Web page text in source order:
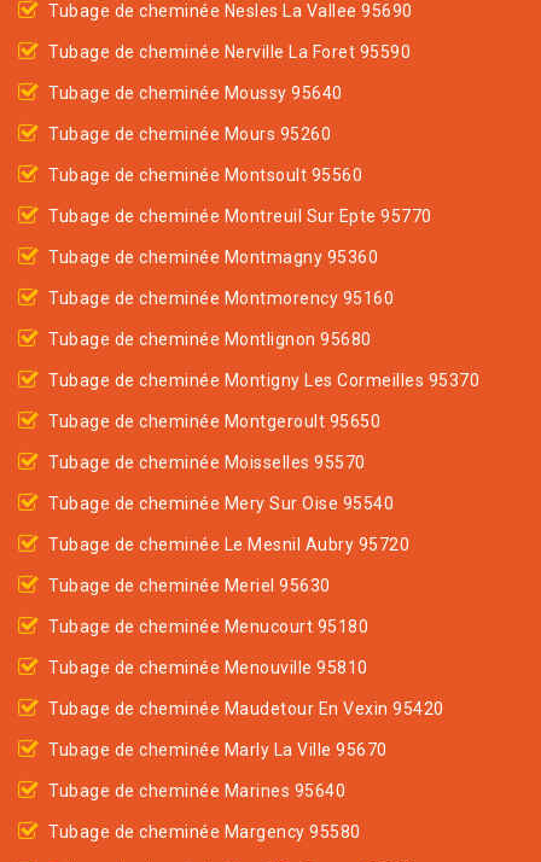
Tubage de cheminée Nesles La Vallee 95690
Tubage de cheminée Nerville La Foret 95590
Tubage de cheminée Moussy 95640
Tubage de cheminée Mours 95260
Tubage de cheminée Montsoult 95560
Tubage de cheminée Montreuil Sur Epte 95770
Tubage de cheminée Montmagny 95360
Tubage de cheminée Montmorency 95160
Tubage de cheminée Montlignon 95680
Tubage de cheminée Montigny Les Cormeilles 95370
Tubage de cheminée Montgeroult 95650
Tubage de cheminée Moisselles 95570
Tubage de cheminée Mery Sur Oise 95540
Tubage de cheminée Le Mesnil Aubry 95720
Tubage de cheminée Meriel 95630
Tubage de cheminée Menucourt 95180
Tubage de cheminée Menouville 95810
Tubage de cheminée Maudetour En Vexin 95420
Tubage de cheminée Marly La Ville 95670
Tubage de cheminée Marines 95640
Tubage de cheminée Margency 95580